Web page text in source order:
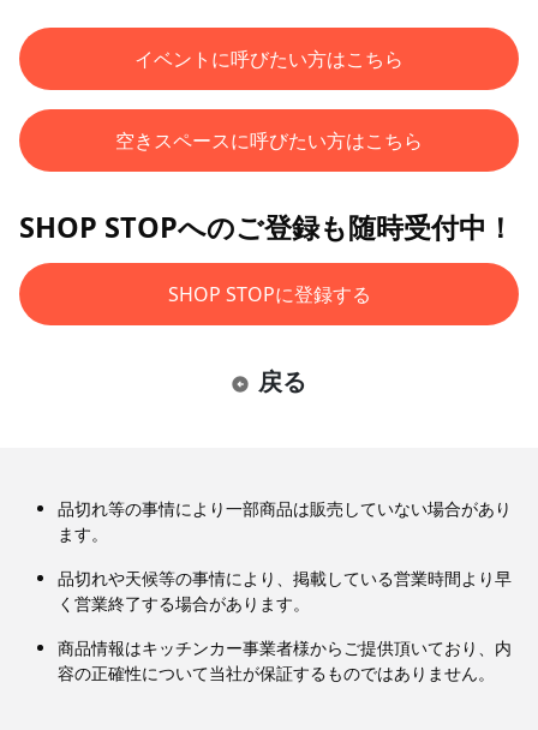
イベントに呼びたい方はこちら
空きスペースに呼びたい方はこちら
SHOP STOPへのご登録も随時受付中！
SHOP STOPに登録する
戻る
品切れ等の事情により一部商品は販売していない場合があり
ます。
品切れや天候等の事情により、掲載している営業時間より早
く営業終了する場合があります。
商品情報はキッチンカー事業者様からご提供頂いており、内
容の正確性について当社が保証するものではありません。